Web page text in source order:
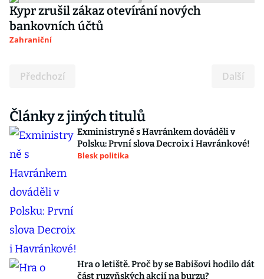
Kypr zrušil zákaz otevírání nových
bankovních účtů
Zahraniční
Předchozí Další
Články z jiných titulů
Exministryně s Havránkem dováděli v
Polsku: První slova Decroix i Havránkové!
Blesk politika
Hra o letiště. Proč by se Babišovi hodilo dát
část ruzyňských akcií na burzu?